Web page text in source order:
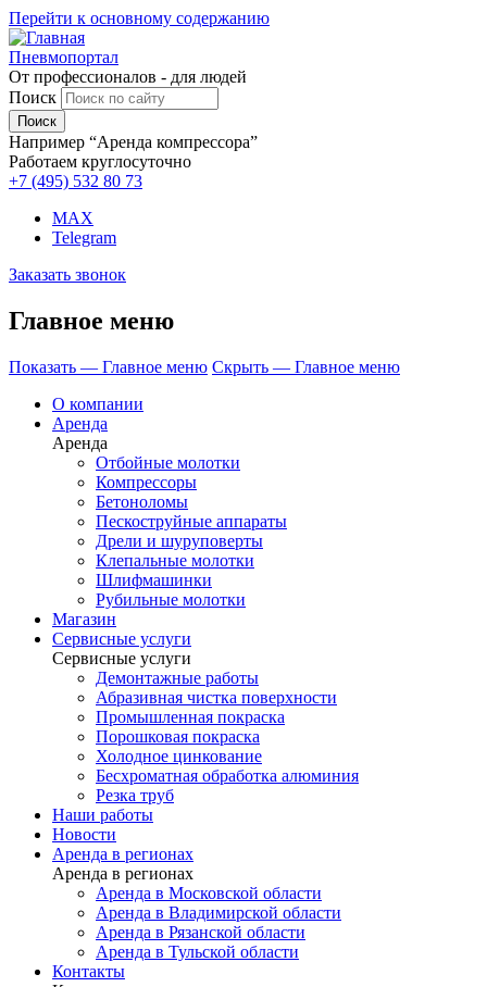
Перейти к основному содержанию
Пневмопортал
От профессионалов - для людей
Поиск
Например “Аренда компрессора”
Работаем круглосуточно
+7 (495) 532 80 73
MAX
Telegram
Заказать звонок
Главное меню
Показать — Главное меню Скрыть — Главное меню
О компании
Аренда
Аренда
Отбойные молотки
Компрессоры
Бетоноломы
Пескоструйные аппараты
Дрели и шуруповерты
Клепальные молотки
Шлифмашинки
Рубильные молотки
Магазин
Сервисные услуги
Сервисные услуги
Демонтажные работы
Абразивная чистка поверхности
Промышленная покраска
Порошковая покраска
Холодное цинкование
Бесхроматная обработка алюминия
Резка труб
Наши работы
Новости
Аренда в регионах
Аренда в регионах
Аренда в Московской области
Аренда в Владимирской области
Аренда в Рязанской области
Аренда в Тульской области
Контакты